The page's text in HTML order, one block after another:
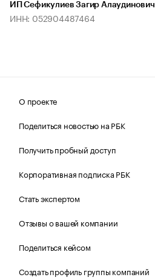
ИП Сефикулиев Загир Алаудинович
ИНН: 052904487464
О проекте
Поделиться новостью на РБК
Получить пробный доступ
Корпоративная подписка РБК
Стать экспертом
Отзывы о вашей компании
Поделиться кейсом
Создать профиль группы компаний